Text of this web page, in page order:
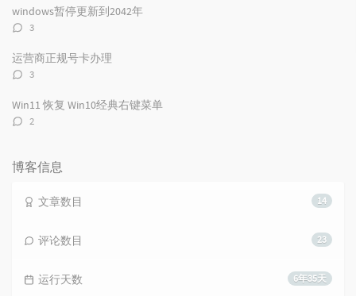
数：
windows暂停更新到2042年
评
数：
3
运营商正规号卡办理
评
数：
3
Win11 恢复 Win10经典右键菜单
评
2
博客信息
14
文章数目
23
评论数目
6年35天
运行天数